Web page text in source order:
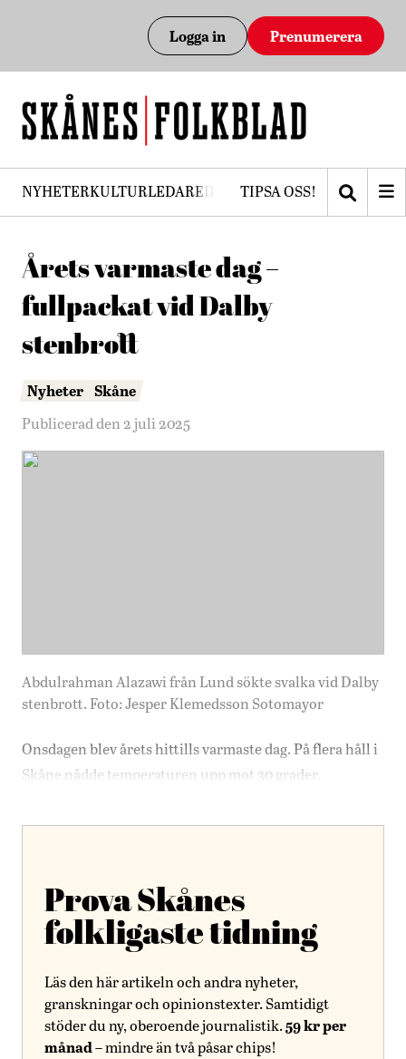
Logga in Prenumerera
NYHETERKULTURLEDAREDEBATTPRENUMERERA
TIPSA OSS!
Årets varmaste dag –
fullpackat vid Dalby
stenbrott
Nyheter Skåne
Publicerad den 2 juli 2025
Abdulrahman Alazawi från Lund sökte svalka vid Dalby
stenbrott. Foto: Jesper Klemedsson Sotomayor
Onsdagen blev årets hittills varmaste dag. På flera håll i
Skåne nådde temperaturen upp mot 30 grader.
Prova Skånes
folkligaste tidning
Läs den här artikeln och andra nyheter,
granskningar och opinionstexter. Samtidigt
stöder du ny, oberoende journalistik.59 kr per
månad– mindre än två påsar chips!